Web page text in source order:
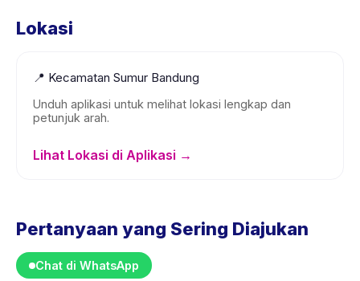
Lokasi
📍 Kecamatan Sumur Bandung
Unduh aplikasi untuk melihat lokasi lengkap dan
petunjuk arah.
Lihat Lokasi di Aplikasi →
Pertanyaan yang Sering Diajukan
Chat di WhatsApp